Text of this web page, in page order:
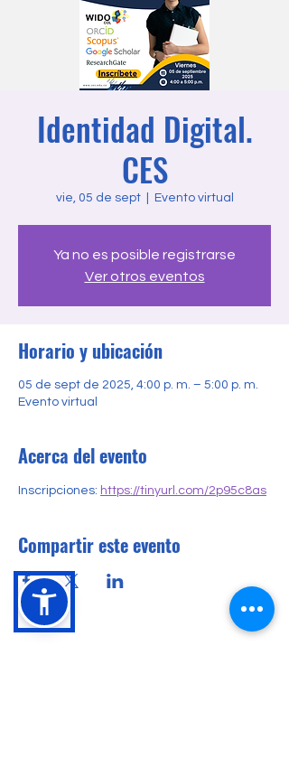
Identidad Digital.
CES
vie, 05 de sept
  |
Evento virtual
Ya no es posible registrarse
Ver otros eventos
Horario y ubicación
05 de sept de 2025, 4:00 p. m. – 5:00 p. m.
Evento virtual
Acerca del evento
Inscripciones: https://tinyurl.com/2p95c8as
Compartir este evento